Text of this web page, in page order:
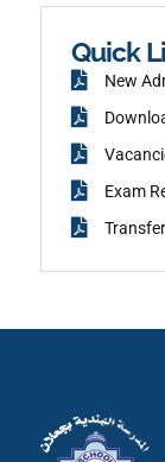
o
Quick
New
Exam